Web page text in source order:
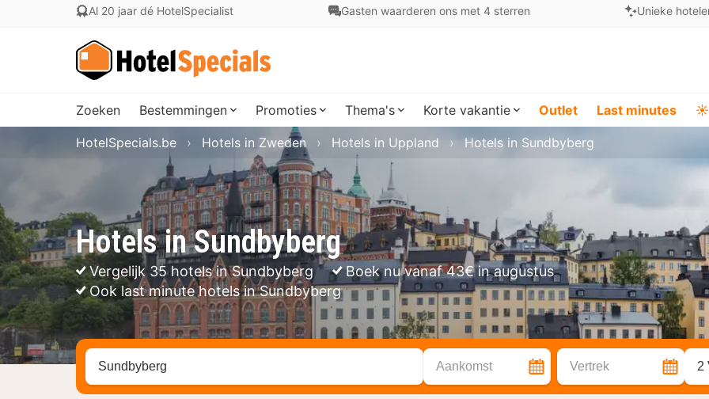
Al 20 jaar dé HotelSpecialist Gasten waarderen ons met 4 sterren Unieke
Zoeken Bestemmingen Promoties Thema's Korte vakantie Outlet Last minutes ☀️
Hotels in Sundbyberg
Vergelijk 35 hotels in Sundbyberg
Boek nu vanaf 43€ in augustus
Ook last minute hotels in Sundbyberg
HotelSpecials.be Hotels in Zweden Hotels in Uppland Hotels in Sundbyberg
Zoek op hotel, regio of stad Aankomst Vertrek 2